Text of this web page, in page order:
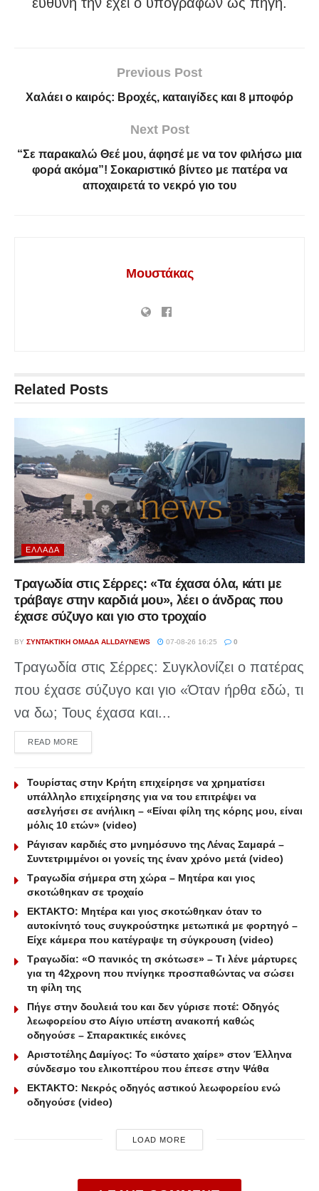
Previous Post
Χαλάει ο καιρός: Βροχές, καταιγίδες και 8 μποφόρ
Next Post
“Σε παρακαλώ Θεέ μου, άφησέ με να τον φιλήσω μια
φορά ακόμα”! Σοκαριστικό βίντεο με πατέρα να
αποχαιρετά το νεκρό γιο του
Μουστάκας
Related Posts
ΕΛΛΆΔΑ
Τραγωδία στις Σέρρες: «Τα έχασα όλα, κάτι με
τράβαγε στην καρδιά μου», λέει ο άνδρας που
έχασε σύζυγο και γιο στο τροχαίο
BY ΣΥΝΤΑΚΤΙΚΉ ΟΜΆΔΑ ALLDAYNEWS 07-08-26 16:25 0
Τραγωδία στις Σέρρες: Συγκλονίζει ο πατέρας
που έχασε σύζυγο και γιο «Όταν ήρθα εδώ, τι
να δω; Τους έχασα και...
READ MOREDETAILS
Τουρίστας στην Κρήτη επιχείρησε να χρηματίσει
υπάλληλο επιχείρησης για να του επιτρέψει να
ασελγήσει σε ανήλικη – «Είναι φίλη της κόρης μου, είναι
μόλις 10 ετών» (video)
Ράγισαν καρδιές στο μνημόσυνο της Λένας Σαμαρά –
Συντετριμμένοι οι γονείς της έναν χρόνο μετά (video)
Τραγωδία σήμερα στη χώρα – Μητέρα και γιος
σκοτώθηκαν σε τροχαίο
ΕΚΤΑΚΤΟ: Μητέρα και γιος σκοτώθηκαν όταν το
αυτοκίνητό τους συγκρούστηκε μετωπικά με φορτηγό –
Είχε κάμερα που κατέγραψε τη σύγκρουση (video)
Τραγωδία: «Ο πανικός τη σκότωσε» – Τι λένε μάρτυρες
για τη 42χρονη που πνίγηκε προσπαθώντας να σώσει
τη φίλη της
Πήγε στην δουλειά του και δεν γύρισε ποτέ: Οδηγός
λεωφορείου στο Αίγιο υπέστη ανακοπή καθώς
οδηγούσε – Σπαρακτικές εικόνες
Αριστοτέλης Δαμίγος: Το «ύστατο χαίρε» στον Έλληνα
σύνδεσμο του ελικοπτέρου που έπεσε στην Ψάθα
ΕΚΤΑΚΤΟ: Νεκρός οδηγός αστικού λεωφορείου ενώ
οδηγούσε (video)
LOAD MORE